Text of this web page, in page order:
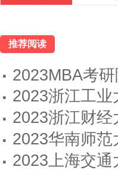
推荐阅读
· 2023MBA考
· 2023浙江工
· 2023浙江财
· 2023华南师
· 2023上海交